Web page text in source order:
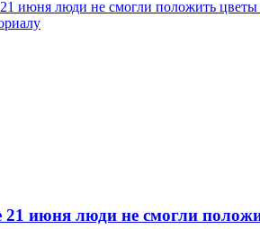
21 июня люди не смогли